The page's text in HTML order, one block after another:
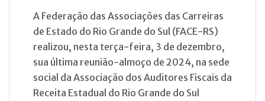
A Federação das Associações das Carreiras
de Estado do Rio Grande do Sul (FACE-RS)
realizou, nesta terça-feira, 3 de dezembro,
sua última reunião-almoço de 2024, na sede
social da Associação dos Auditores Fiscais da
Receita Estadual do Rio Grande do Sul